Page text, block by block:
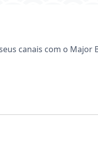
canais com o Major